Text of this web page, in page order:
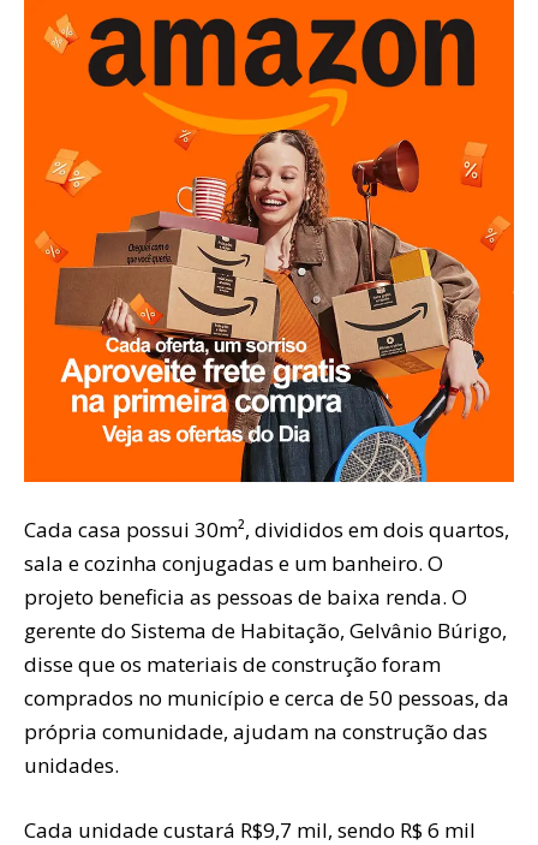
Cada casa possui 30m², divididos em dois quartos,
sala e cozinha conjugadas e um banheiro. O
projeto beneficia as pessoas de baixa renda. O
gerente do Sistema de Habitação, Gelvânio Búrigo,
disse que os materiais de construção foram
comprados no município e cerca de 50 pessoas, da
própria comunidade, ajudam na construção das
unidades.
Cada unidade custará R$9,7 mil, sendo R$ 6 mil